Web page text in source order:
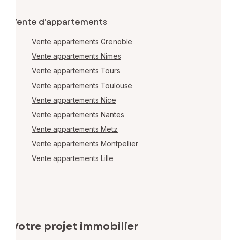
Vente d'appartements
Vente appartements Grenoble
Vente appartements Nîmes
Vente appartements Tours
Vente appartements Toulouse
Vente appartements Nice
Vente appartements Nantes
Vente appartements Metz
Vente appartements Montpellier
Vente appartements Lille
Votre projet immobilier